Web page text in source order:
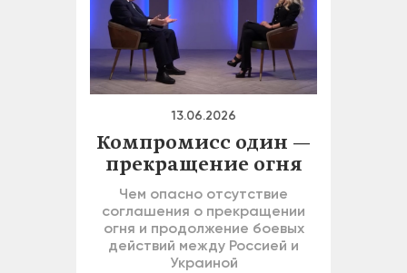
13.06.2026
Компромисс один —
прекращение огня
Чем опасно отсутствие
соглашения о прекращении
огня и продолжение боевых
действий между Россией и
Украиной